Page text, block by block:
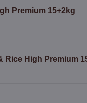
Premium 15+2kg
Rice High Premium